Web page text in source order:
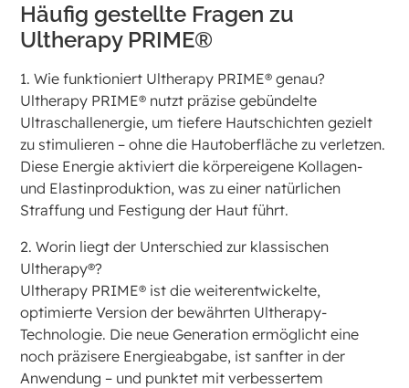
Häufig gestellte Fragen zu
Ultherapy PRIME®
1. Wie funktioniert Ultherapy PRIME® genau?
Ultherapy PRIME® nutzt präzise gebündelte
Ultraschallenergie, um tiefere Hautschichten gezielt
zu stimulieren – ohne die Hautoberfläche zu verletzen.
Diese Energie aktiviert die körpereigene Kollagen-
und Elastinproduktion, was zu einer natürlichen
Straffung und Festigung der Haut führt.
2. Worin liegt der Unterschied zur klassischen
Ultherapy®?
Ultherapy PRIME® ist die weiterentwickelte,
optimierte Version der bewährten Ultherapy-
Technologie. Die neue Generation ermöglicht eine
noch präzisere Energieabgabe, ist sanfter in der
Anwendung – und punktet mit verbessertem